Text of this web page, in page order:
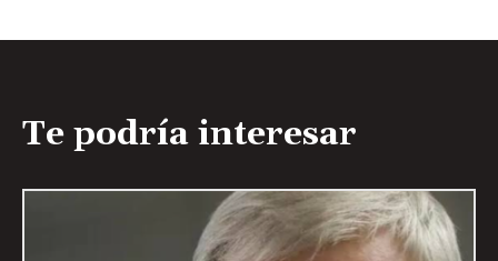
Te podría interesar